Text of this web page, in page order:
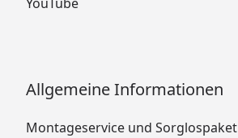
Allgemeine Informationen
Montageservice und Sorglospaket